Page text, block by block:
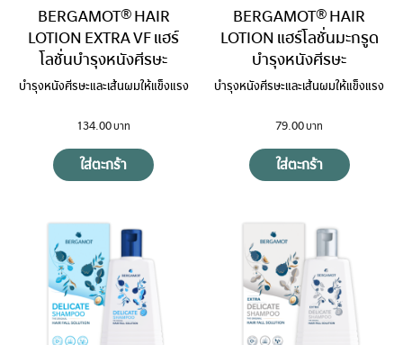
BERGAMOT® HAIR
LOTION EXTRA VF แฮร์
โลชั่นบำรุงหนังศีรษะ
บำรุงหนังศีรษะและเส้นผมให้แข็งแรง
134.00
ใส่ตะกร้า
BERGAMOT® HAIR
LOTION แฮร์โลชั่นมะกรูด
บำรุงหนังศีรษะ
บำรุงหนังศีรษะและเส้นผมให้แข็งแรง
79.00
ใส่ตะกร้า